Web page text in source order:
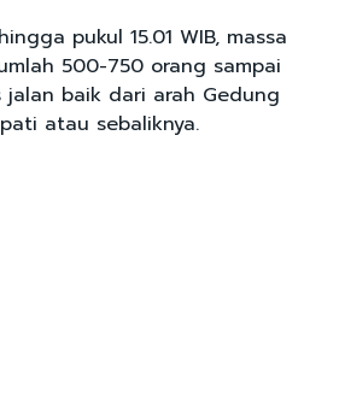
pukul 15.01 WIB, massa
500-750 orang sampai
baik dari arah Gedung
atau sebaliknya.